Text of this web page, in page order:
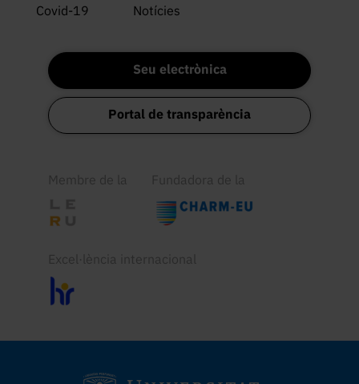
Covid-19
Notícies
Seu electrònica
Portal de transparència
Membre de la Fundadora de la
Excel·lència internacional